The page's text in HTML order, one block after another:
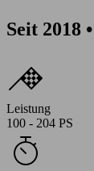
Seit 2018
Leistung
100 - 204 PS